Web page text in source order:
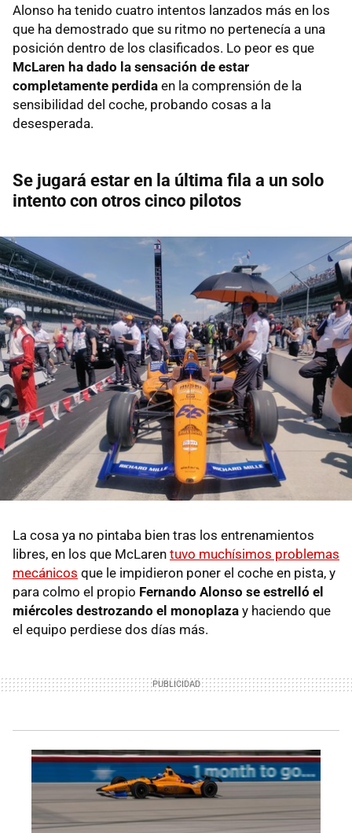
Alonso ha tenido cuatro intentos lanzados más en los
que ha demostrado que su ritmo no pertenecía a una
posición dentro de los clasificados. Lo peor es que
McLaren ha dado la sensación de estar
completamente perdida en la comprensión de la
sensibilidad del coche, probando cosas a la
desesperada.
Se jugará estar en la última fila a un solo
intento con otros cinco pilotos
La cosa ya no pintaba bien tras los entrenamientos
libres, en los que McLaren tuvo muchísimos problemas
mecánicos que le impidieron poner el coche en pista, y
para colmo el propio Fernando Alonso se estrelló el
miércoles destrozando el monoplaza y haciendo que
el equipo perdiese dos días más.